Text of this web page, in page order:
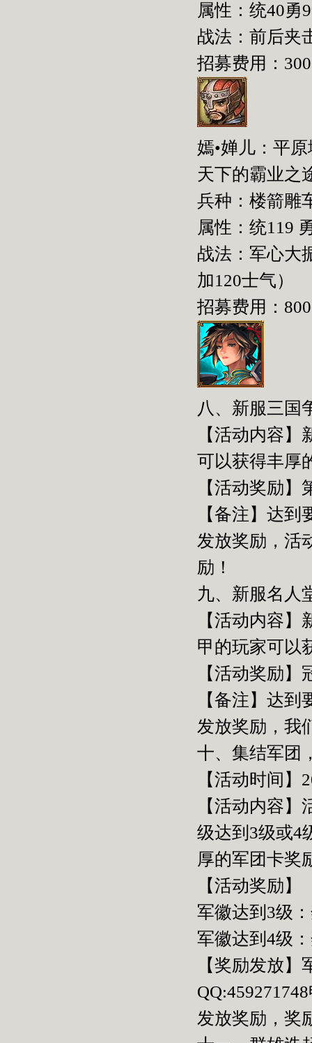
属性：统40勇
战法：前后夹
招募费用：
嫣•婵儿：平
天下的霸业之
兵种：楼箭雕
属性：统119
战法：军心大
加120士气）
招募费用：
八、新服三国
【活动内容
可以获得丰厚
【活动奖励
【备注】达
发放奖励，活
励！
九、新服名人
【活动内容
甲的玩家可以
【活动奖励
【备注】达
发放奖励，我
十、集结军团
【活动时间】
【活动内容
级达到3级或4
厚的军团卡奖
【活动奖励】
军徽达到3级
军徽达到4级
【奖励发放
发放奖励，奖